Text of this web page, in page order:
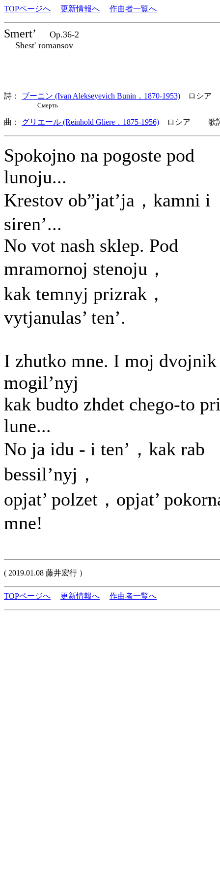
TOPページへ 更新情報へ 作曲者一覧へ
Smert’
Op.36-2
Shest' romansov
詩： ブーニン (Ivan Alekseyevich Bunin，1870-1953) ロシア
Смерть
曲： グリエール (Reinhold Gliere，1875-1956) ロシア 歌詞
Spokojno na pogoste pod
lunoju...
Krestov ob”jat’ja，kamni i
siren’...
No vot nash sklep. Pod
mramornoj stenoju，
kak temnyj prizrak，
vytjanulas’ ten’.
I zhutko mne. I moj dvojnik
mogil’nyj
kak budto zhdet chego-to
lune...
No ja idu - i ten’，kak rab
bessil’nyj，
opjat’ polzet，opjat’
mne!
( 2019.01.08 藤井宏行 ）
TOPページへ 更新情報へ 作曲者一覧へ